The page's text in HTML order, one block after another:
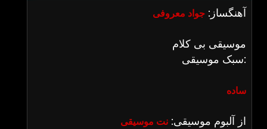
آهنگساز: جواد معروفی
موسیقی بی کلام
سبک موسیقی:
ساده
از آلبوم موسیقی: نت موسیقی